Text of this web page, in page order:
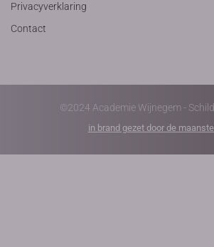
Privacyverklaring
Contact
©2024 Academie Wijnegem -
in brand gezet door de